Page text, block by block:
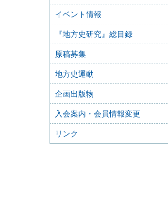
イベント情報
『地方史研究』総目録
原稿募集
地方史運動
企画出版物
入会案内・会員情報変更
リンク